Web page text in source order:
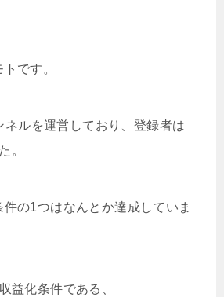
です。
ルを運営しており、登録者は
。
の1つはなんとか達成していま
益化条件である、